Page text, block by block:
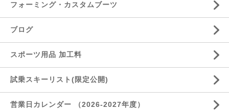
フォーミング・カスタムブーツ
ブログ
スポーツ用品 加工料
試乗スキーリスト(限定公開)
営業日カレンダー （2026-2027年度）